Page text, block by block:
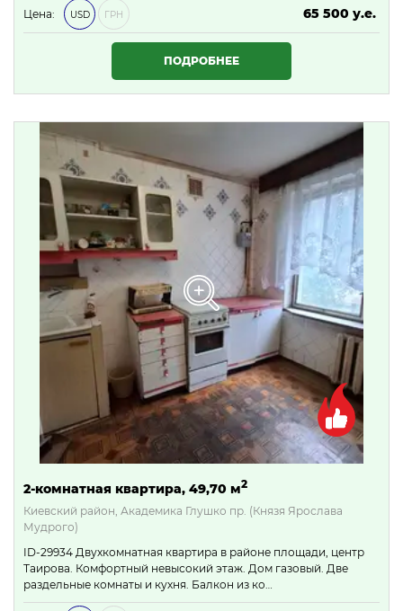
Цена: USD ГРН
65 500 у.е.
2 816 500 ₴
ПОДРОБНЕЕ
2-комнатная квартира, 49,70 м2
Киевский район, Академика Глушко пр. (Князя Ярослава
Мудрого)
ID-29934 Двухкомнатная квартира в районе площади, центр
Таирова. Комфортный невысокий этаж. Дом газовый. Две
раздельные комнаты и кухня. Балкон из ко…